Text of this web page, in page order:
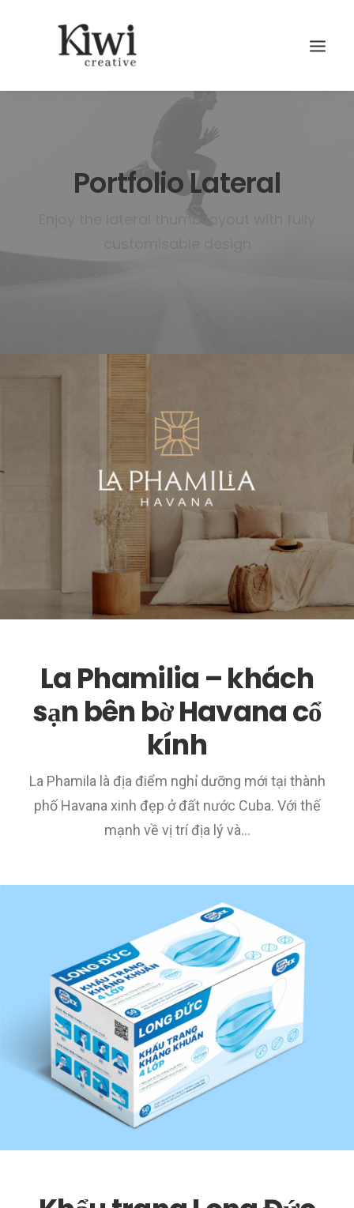
Search
Portfolio Lateral
Enjoy the lateral thumb layout with fully
La Phamilia – khách
sạn bên bờ Havana cổ
kính
La Phamila là địa điểm nghỉ dưỡng mới tại thành
phố Havana xinh đẹp ở đất nước Cuba. Với thế
mạnh về vị trí địa lý và…